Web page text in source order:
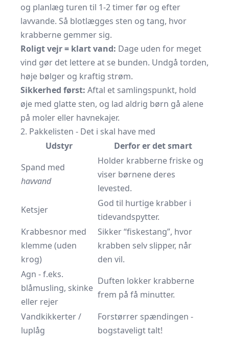
og planlæg turen til 1-2 timer før og efter
lavvande. Så blotlægges sten og tang, hvor
krabberne gemmer sig.
Roligt vejr = klart vand: Dage uden for meget
vind gør det lettere at se bunden. Undgå torden,
høje bølger og kraftig strøm.
Sikkerhed først: Aftal et samlingspunkt, hold
øje med glatte sten, og lad aldrig børn gå alene
på moler eller havnekajer.
2. Pakkelisten - Det i skal have med
Udstyr
Derfor er det smart
Spand med
havvand
Holder krabberne friske og
viser børnene deres
levested.
Ketsjer
God til hurtige krabber i
tidevandspytter.
Krabbesnor med
klemme (uden
krog)
Sikker “fiskestang”, hvor
krabben selv slipper, når
den vil.
Agn - f.eks.
blåmusling, skinke
eller rejer
Duften lokker krabberne
frem på få minutter.
Vandkikkerter /
luplåg
Forstørrer spændingen -
bogstaveligt talt!